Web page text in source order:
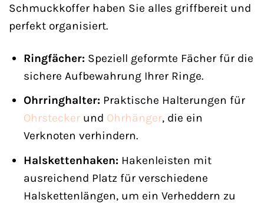
Schmuckkoffer haben Sie alles griffbereit und
perfekt organisiert.
Ringfächer:Speziell geformte Fächer für die
sichere Aufbewahrung Ihrer Ringe.
Ohrringhalter:Praktische Halterungen für
Ohrsteckerund Ohrhänger, die ein
Verknoten verhindern.
Halskettenhaken:Hakenleisten mit
ausreichend Platz für verschiedene
Halskettenlängen, um ein Verheddern zu